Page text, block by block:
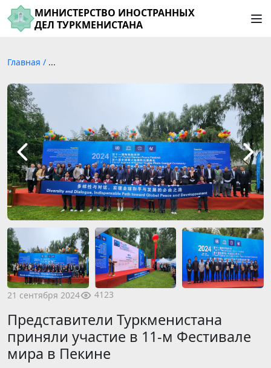
МИНИСТЕРСТВО ИНОСТРАННЫХ
ДЕЛ ТУРКМЕНИСТАНА
Главная / ...
21 сентября 2024 4123
Представители Туркменистана
приняли участие в 11-м Фестивале
мира в Пекине